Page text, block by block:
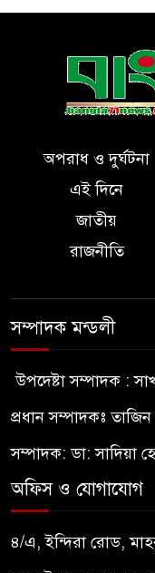
অপরাধ ও দুর্ঘটনা
এই দিনে
জাতীয়
রাজনীতি
সম্পাদক মন্ডলী
উপদেষ্টা সম্পাদক :
প্রধান সম্পাদকঃ
সম্পাদক: ডা: সাদিয়া
অফিস ও যোগাযোগ
৪/এ, ইন্দিরা রোড,